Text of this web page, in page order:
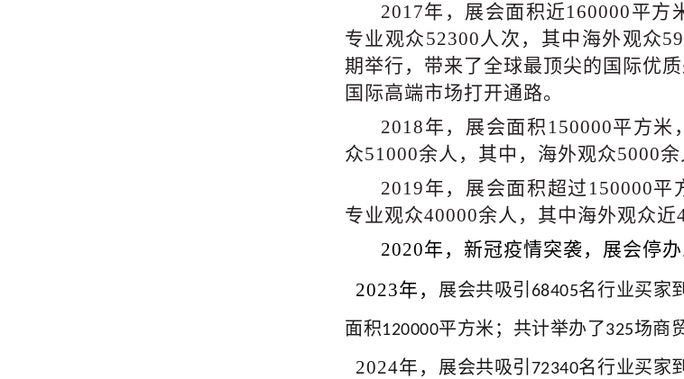
2017年， 展会面积近160000平方
专业观众52300人次 ， 其中海外观众
期举行，带来了全球最顶尖的国际优
国际高端市场打开通路。
2018年， 展会面积 150000平方米
众51000余人，其中，海外观众5000余
2019年， 展会面积超过 150000平
专业观众40000余人，其中海外观众近
2020年，新冠疫情突袭，展会停办
2023年， 展会共吸引 68405名行业买家
面积120000平方米；共计举办了325场商
2024年， 展会共吸引 72340名行业买家